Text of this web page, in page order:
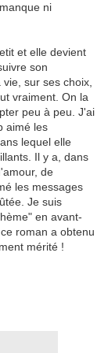
ni
et elle devient
son
sur ses choix,
vraiment. On la
peu à peu. J'ai
aimé les
lequel elle
Il y a, dans
de
les messages
Je suis
en avant-
roman a obtenu
mérité !